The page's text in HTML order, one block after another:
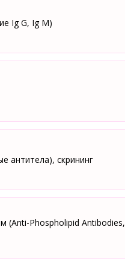
Ig G, Ig M)
антитела), скрининг
(Аnti-Phospholipid Antibodies,